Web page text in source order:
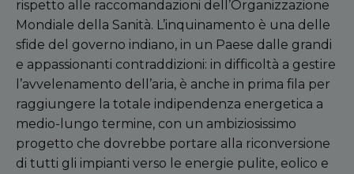
rispetto alle raccomandazioni dell’Organizzazione
Mondiale della Sanità. L’inquinamento è una delle
sfide del governo indiano, in un Paese dalle grandi
e appassionanti contraddizioni: in difficoltà a gestire
l’avvelenamento dell’aria, è anche in prima fila per
raggiungere la totale indipendenza energetica a
medio-lungo termine, con un ambiziosissimo
progetto che dovrebbe portare alla riconversione
di tutti gli impianti verso le energie pulite, eolico e